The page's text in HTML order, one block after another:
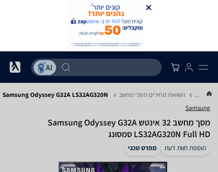
... השוואת מחירים מסכי מחשב Samsung Odyssey G32A LS32AG320N
Samsung
מסך מחשב ‏32 ‏אינטש Samsung Odyssey G32A
LS32AG320N Full HD סמסונג
הוספת חוות דעת מפרט טכני